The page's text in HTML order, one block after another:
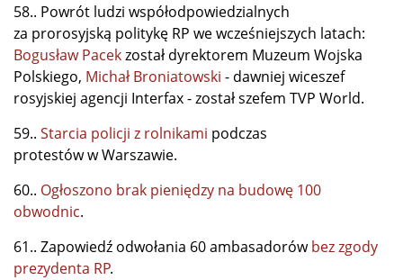
58.. Powrót ludzi współodpowiedzialnych
za prorosyjską politykę RP we wcześniejszych latach:
Bogusław Pacekzostał dyrektorem Muzeum Wojska
Polskiego, Michał Broniatowski - dawniej wiceszef
rosyjskiej agencji Interfax - został szefem TVP World.
59.. Starcia policji z rolnikami podczas
protestów w Warszawie.
60.. Ogłoszono brak pieniędzy na budowę 100
obwodnic.
61.. Zapowiedź odwołania 60 ambasadorówbez zgody
prezydenta RP.